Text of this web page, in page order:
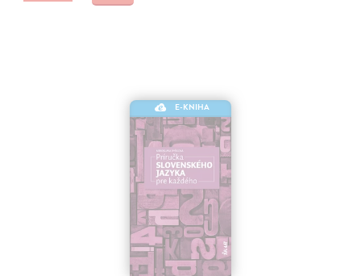
E-KNIHA